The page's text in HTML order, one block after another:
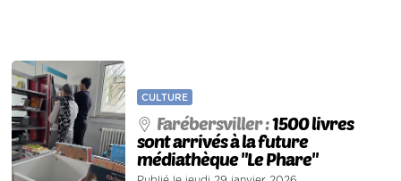
CULTURE
Farébersviller :1500 livres
sont arrivés à la future
médiathèque "Le Phare"